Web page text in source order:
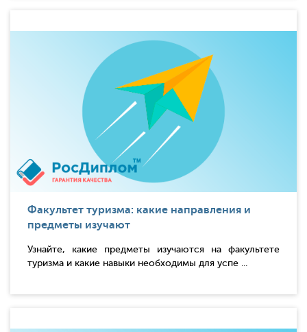
Факультет туризма: какие направления и
предметы изучают
Узнайте, какие предметы изучаются на факультете
туризма и какие навыки необходимы для успе ...